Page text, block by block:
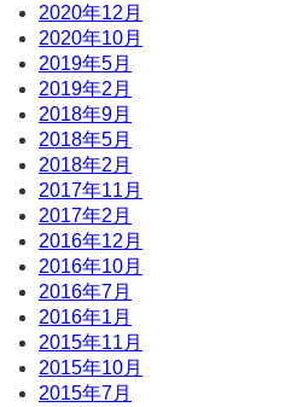
2020年12月
2020年10月
2019年5月
2019年2月
2018年9月
2018年5月
2018年2月
2017年11月
2017年2月
2016年12月
2016年10月
2016年7月
2016年1月
2015年11月
2015年10月
2015年7月